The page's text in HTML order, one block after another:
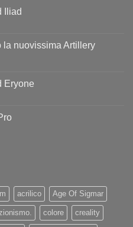
Iliad
nuovissima Artillery
Eryone
acrilico Age Of Sigmar
colore creality